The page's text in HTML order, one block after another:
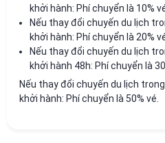
khởi hành: Phí chuyển là 10%
Nếu thay đổi chuyến du lịch
khởi hành: Phí chuyển là 20%
Nếu thay đổi chuyến du lịch
khởi hành 48h: Phí chuyển là
Nếu thay đổi chuyến du lịch
khởi hành: Phí chuyển là 50% vé.